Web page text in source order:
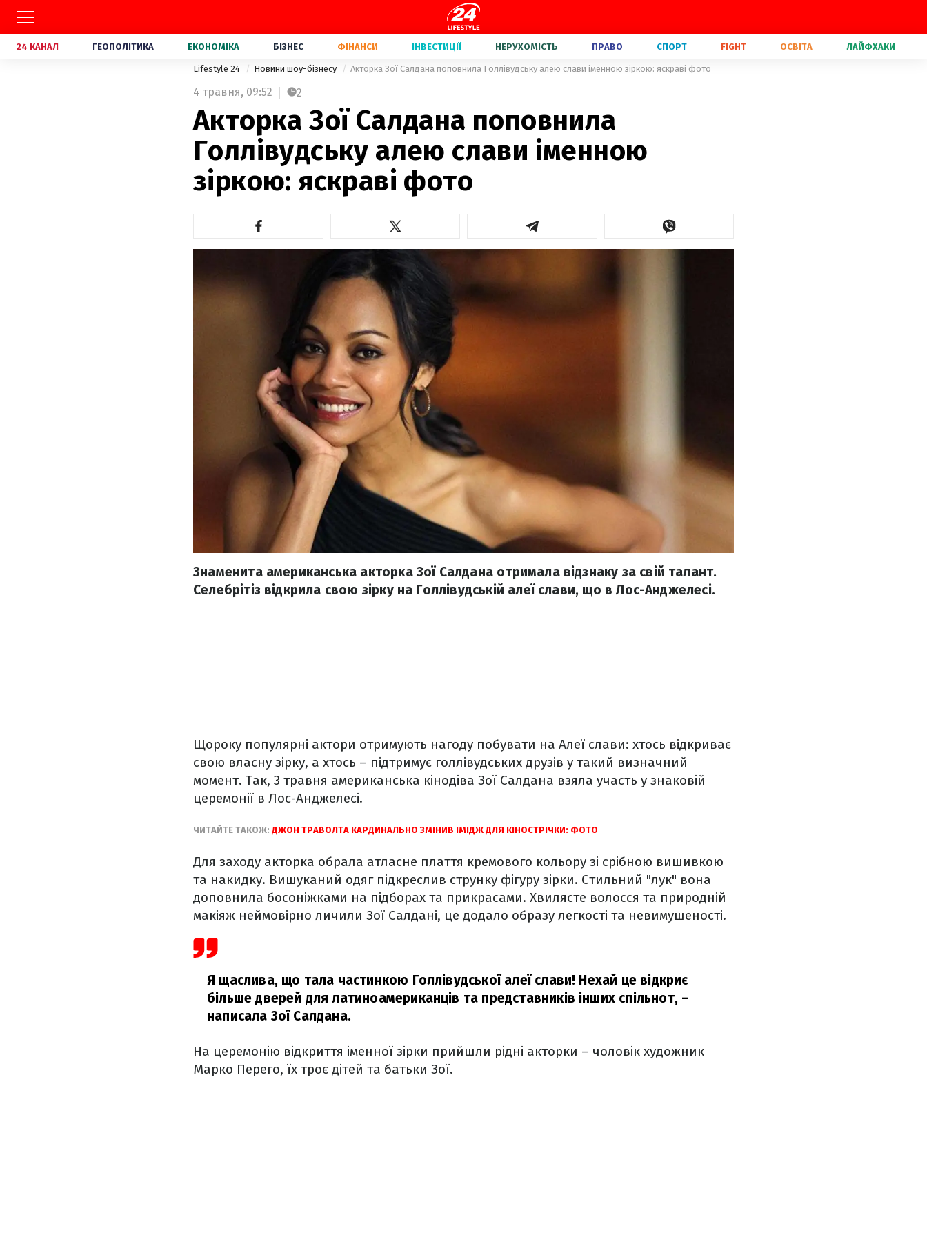
24 КАНАЛ ГЕОПОЛІТИКА ЕКОНОМІКА БІЗНЕС ФІНАНСИ ІНВЕСТИЦІЇ НЕРУХОМІСТЬ ПРАВО СПОРТ FIGHT ОСВІТА ЛАЙФХАКИ
Lifestyle 24 Новини шоу-бізнесу Акторка Зої Салдана поповнила Голлівудську алею слави іменною зіркою: яскраві фото
4 травня, 09:52 2
Акторка Зої Салдана поповнила
Голлівудську алею слави іменною
зіркою: яскраві фото
Знаменита американська акторка Зої Салдана отримала відзнаку за свій талант.
Селебрітіз відкрила свою зірку на Голлівудській алеї слави, що в Лос-Анджелесі.
Щороку популярні актори отримують нагоду побувати на Алеї слави: хтось відкриває
свою власну зірку, а хтось – підтримує голлівудських друзів у такий визначний
момент. Так, 3 травня американська кінодіва Зої Салдана взяла участь у знаковій
церемонії в Лос-Анджелесі.
ЧИТАЙТЕ ТАКОЖ: ДЖОН ТРАВОЛТА КАРДИНАЛЬНО ЗМІНИВ ІМІДЖ ДЛЯ КІНОСТРІЧКИ: ФОТО
Для заходу акторка обрала атласне плаття кремового кольору зі срібною вишивкою
та накидку. Вишуканий одяг підкреслив струнку фігуру зірки. Стильний "лук" вона
доповнила босоніжками на підборах та прикрасами. Хвилясте волосся та природній
макіяж неймовірно личили Зої Салдані, це додало образу легкості та невимушеності.
Я щаслива, що тала частинкою Голлівудської алеї слави! Нехай це відкриє
більше дверей для латиноамериканців та представників інших спільнот, –
написала Зої Салдана.
На церемонію відкриття іменної зірки прийшли рідні акторки – чоловік художник
Марко Перего, їх троє дітей та батьки Зої.